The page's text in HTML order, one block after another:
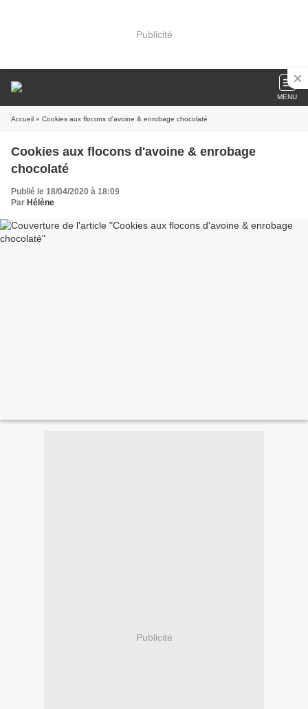
Publicité
MENU
Accueil » Cookies aux flocons d'avoine & enrobage chocolaté
Cookies aux flocons d'avoine & enrobage
chocolaté
Publié le 18/04/2020 à 18:09
Par Hélène
Publicité